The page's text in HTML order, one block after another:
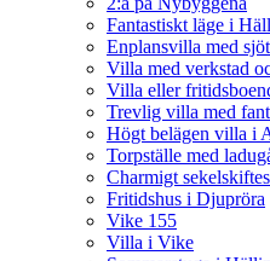
Fantastiskt läge i
Enplansvilla med
Villa med verkstad
Villa eller
Trevlig villa med
Högt belägen villa i
Torpställe med
Charmigt
Fritidshus i Djupröra
Vike 155
Villa i Vike